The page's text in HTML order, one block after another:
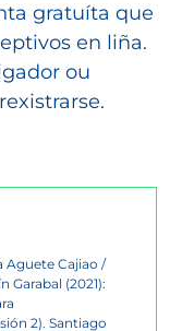
gratuíta que
en liña.
ou
Aguete Cajiao /
Garabal (2021):
2). Santiago